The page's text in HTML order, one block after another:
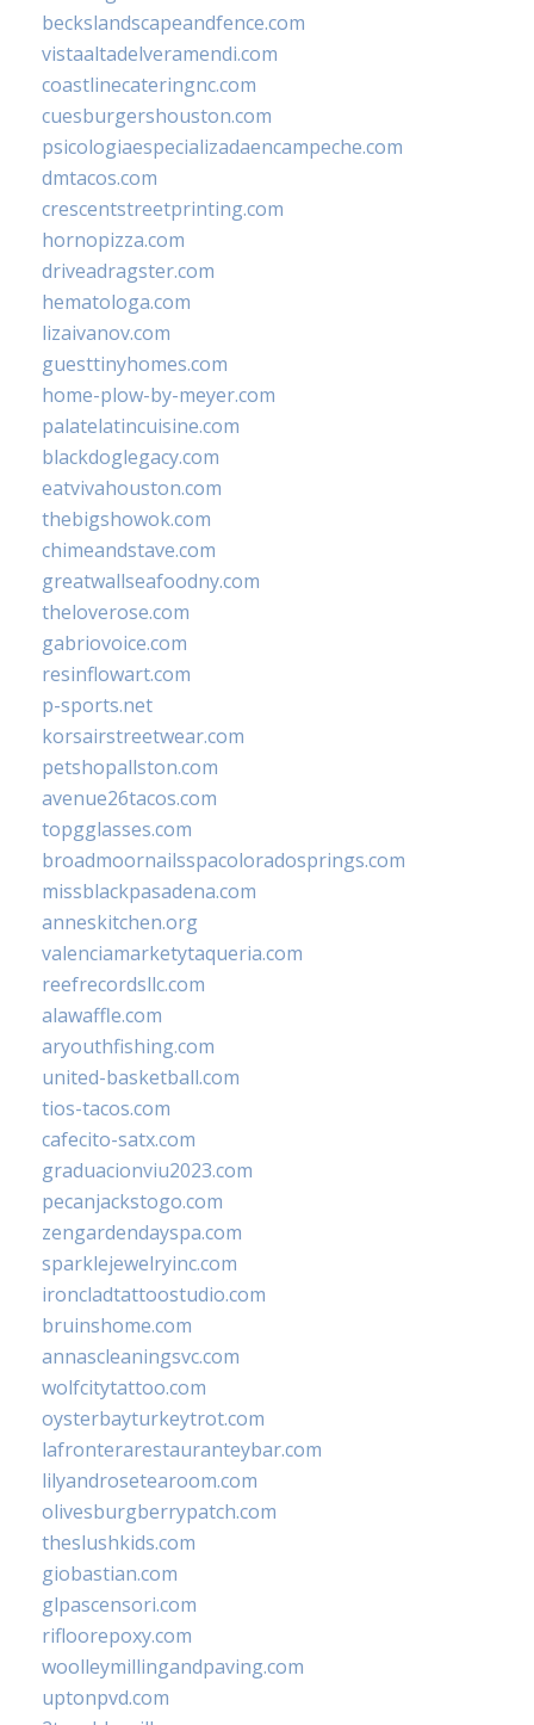
beckslandscapeandfence.com
vistaaltadelveramendi.com
coastlinecateringnc.com
cuesburgershouston.com
psicologiaespecializadaencampeche.com
dmtacos.com
crescentstreetprinting.com
hornopizza.com
driveadragster.com
hematologa.com
lizaivanov.com
guesttinyhomes.com
home-plow-by-meyer.com
palatelatincuisine.com
blackdoglegacy.com
eatvivahouston.com
thebigshowok.com
chimeandstave.com
greatwallseafoodny.com
theloverose.com
gabriovoice.com
resinflowart.com
p-sports.net
korsairstreetwear.com
petshopallston.com
avenue26tacos.com
topgglasses.com
broadmoornailsspacoloradosprings.com
missblackpasadena.com
anneskitchen.org
valenciamarketytaqueria.com
reefrecordsllc.com
alawaffle.com
aryouthfishing.com
united-basketball.com
tios-tacos.com
cafecito-satx.com
graduacionviu2023.com
pecanjackstogo.com
zengardendayspa.com
sparklejewelryinc.com
ironcladtattoostudio.com
bruinshome.com
annascleaningsvc.com
wolfcitytattoo.com
oysterbayturkeytrot.com
lafronterarestauranteybar.com
lilyandrosetearoom.com
olivesburgberrypatch.com
theslushkids.com
giobastian.com
glpascensori.com
rifloorepoxy.com
woolleymillingandpaving.com
uptonpvd.com